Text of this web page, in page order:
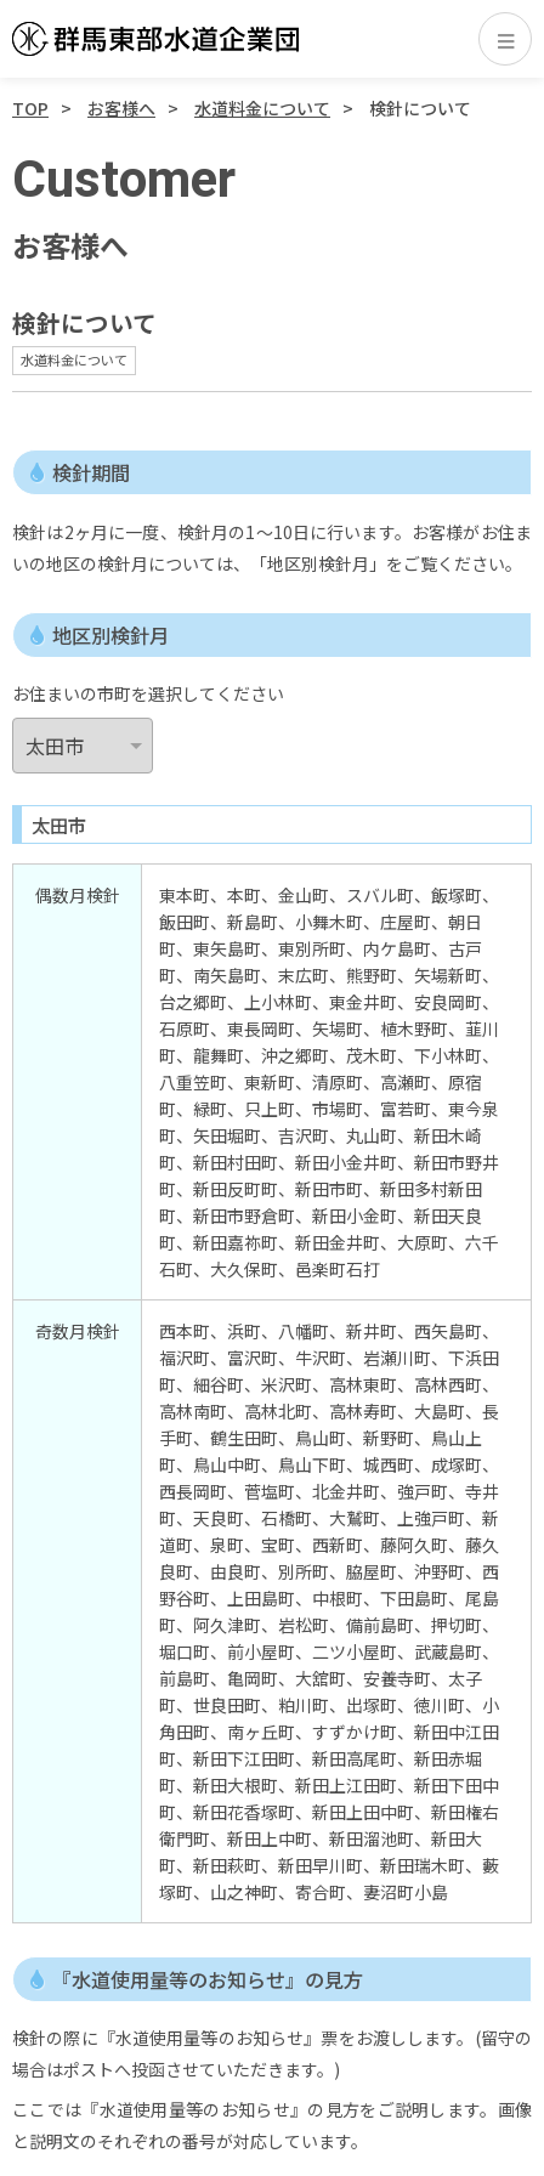
TOP お客様へ 水道料金について 検針について
Customer
お客様へ
検針について
水道料金について
検針期間
検針は2ヶ月に一度、検針月の1～10日に行います。お客様がお住ま
いの地区の検針月については、「地区別検針月」をご覧ください。
地区別検針月
お住まいの市町を選択してください
太田市
偶数月検針
東本町、本町、金山町、スバル町、飯塚町、
飯田町、新島町、小舞木町、庄屋町、朝日
町、東矢島町、東別所町、内ケ島町、古戸
町、南矢島町、末広町、熊野町、矢場新町、
台之郷町、上小林町、東金井町、安良岡町、
石原町、東長岡町、矢場町、植木野町、韮川
町、龍舞町、沖之郷町、茂木町、下小林町、
八重笠町、東新町、清原町、高瀬町、原宿
町、緑町、只上町、市場町、富若町、東今泉
町、矢田堀町、吉沢町、丸山町、新田木崎
町、新田村田町、新田小金井町、新田市野井
町、新田反町町、新田市町、新田多村新田
町、新田市野倉町、新田小金町、新田天良
町、新田嘉祢町、新田金井町、大原町、六千
石町、大久保町、邑楽町石打
奇数月検針
西本町、浜町、八幡町、新井町、西矢島町、
福沢町、富沢町、牛沢町、岩瀬川町、下浜田
町、細谷町、米沢町、高林東町、高林西町、
高林南町、高林北町、高林寿町、大島町、長
手町、鶴生田町、鳥山町、新野町、鳥山上
町、鳥山中町、鳥山下町、城西町、成塚町、
西長岡町、菅塩町、北金井町、強戸町、寺井
町、天良町、石橋町、大鷲町、上強戸町、新
道町、泉町、宝町、西新町、藤阿久町、藤久
良町、由良町、別所町、脇屋町、沖野町、西
野谷町、上田島町、中根町、下田島町、尾島
町、阿久津町、岩松町、備前島町、押切町、
堀口町、前小屋町、二ツ小屋町、武蔵島町、
前島町、亀岡町、大舘町、安養寺町、太子
町、世良田町、粕川町、出塚町、徳川町、小
角田町、南ヶ丘町、すずかけ町、新田中江田
町、新田下江田町、新田高尾町、新田赤堀
町、新田大根町、新田上江田町、新田下田中
町、新田花香塚町、新田上田中町、新田権右
衛門町、新田上中町、新田溜池町、新田大
町、新田萩町、新田早川町、新田瑞木町、藪
塚町、山之神町、寄合町、妻沼町小島
『水道使用量等のお知らせ』の見方
検針の際に『水道使用量等のお知らせ』票をお渡しします。(留守の
場合はポストへ投函させていただきます。)
ここでは『水道使用量等のお知らせ』の見方をご説明します。画像
と説明文のそれぞれの番号が対応しています。